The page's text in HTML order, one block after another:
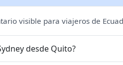
visible para viajeros de
desde Quito?